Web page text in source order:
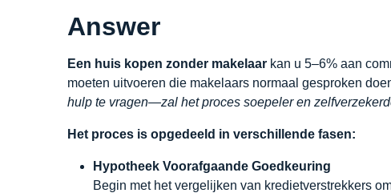
Answer
Een huis kopen zonder makelaar kan u 5–6% aan
moeten uitvoeren die makelaars normaal gesproken
hulp te vragen—zal het proces soepeler en
Het proces is opgedeeld in verschillende fasen:
Hypotheek Voorafgaande Goedkeuring
Begin met het vergelijken van kredietverstrekkers